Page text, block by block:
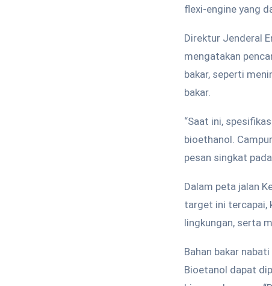
flexi-engine yang
Direktur Jenderal
mengatakan
bakar, seperti
bakar.
“Saat ini,
bioethanol.
pesan singkat
Dalam peta jalan
target ini tercapai,
lingkungan, serta
Bahan bakar
Bioetanol dapat